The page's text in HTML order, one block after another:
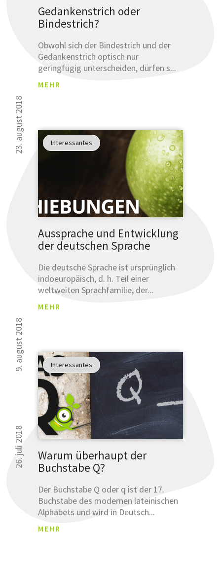
Gedankenstrich oder
Bindestrich?
Obwohl sich der Bindestrich und der
Gedankenstrich optisch nur
geringfügig unterscheiden, dürfen s...
MEHR
23. august 2018 Interessantes
Aussprache und Entwicklung
der deutschen Sprache
Die deutsche Sprache ist ursprünglich
indoeuropäisch, d. h. Teil einer
weltweiten Sprachfamilie, der...
MEHR
9. august 2018 Interessantes
Warum überhaupt der
Buchstabe Q?
Der Buchstabe Q oder q ist der 17.
Buchstabe des modernen lateinischen
Alphabets und wird in Deutsch...
MEHR
26. juli 2018